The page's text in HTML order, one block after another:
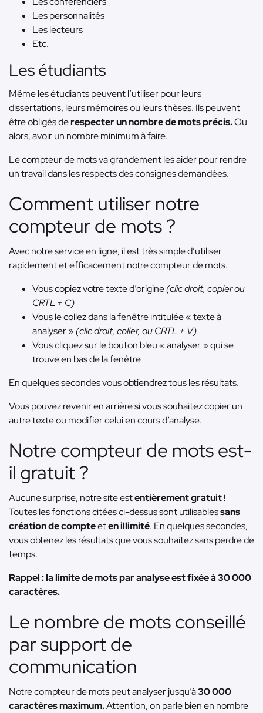
Les personnalités
Les lecteurs
Etc.
Les étudiants
Même les étudiants peuvent l’utiliser pour leurs
dissertations, leurs mémoires ou leurs thèses. Ils peuvent
être obligés derespecter un nombre de mots précis.Ou
alors, avoir un nombre minimum à faire.
Le compteur de mots va grandement les aider pour rendre
un travail dans les respects des consignes demandées.
Comment utiliser notre
compteur de mots ?
Avec notre service en ligne, il est très simple d’utiliser
rapidement et efficacement notre compteur de mots.
Vous copiez votre texte d’origine(clic droit, copier ou
CRTL + C)
Vous le collez dans la fenêtre intitulée « texte à
analyser »(clic droit, coller, ou CRTL + V)
Vous cliquez sur le bouton bleu « analyser » qui se
trouve en bas de la fenêtre
En quelques secondes vous obtiendrez tous les résultats.
Vous pouvez revenir en arrière si vous souhaitez copier un
autre texte ou modifier celui en cours d’analyse.
Notre compteur de mots est-
il gratuit ?
Aucune surprise, notre site estentièrement gratuit!
Toutes les fonctions citées ci-dessus sont utilisablessans
création de compteeten illimité. En quelques secondes,
vous obtenez les résultats que vous souhaitez sans perdre de
temps.
Rappel : la limite de mots par analyse est fixée à 30 000
caractères.
Le nombre de mots conseillé
par support de
communication
Notre compteur de mots peut analyser jusqu’à30 000
caractères maximum.Attention, on parle bien en nombre